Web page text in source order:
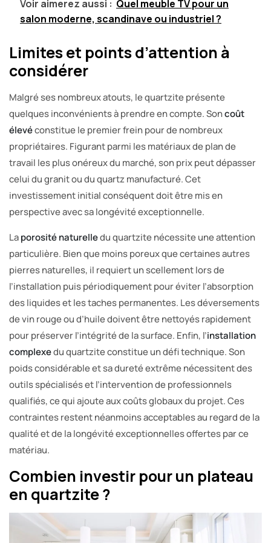
Voir aimerez aussi : Quel meuble TV pour un
salon moderne, scandinave ou industriel ?
Limites et points d’attention à
considérer
Malgré ses nombreux atouts, le quartzite présente
quelques inconvénients à prendre en compte. Soncoût
élevéconstitue le premier frein pour de nombreux
propriétaires. Figurant parmi les matériaux de plan de
travail les plus onéreux du marché, son prix peut dépasser
celui du granit ou du quartz manufacturé. Cet
investissement initial conséquent doit être mis en
perspective avec sa longévité exceptionnelle.
Laporosité naturelledu quartzite nécessite une attention
particulière. Bien que moins poreux que certaines autres
pierres naturelles, il requiert un scellement lors de
l’installation puis périodiquement pour éviter l’absorption
des liquides et les taches permanentes. Les déversements
de vin rouge ou d’huile doivent être nettoyés rapidement
pour préserver l’intégrité de la surface. Enfin, l’installation
complexedu quartzite constitue un défi technique. Son
poids considérable et sa dureté extrême nécessitent des
outils spécialisés et l’intervention de professionnels
qualifiés, ce qui ajoute aux coûts globaux du projet. Ces
contraintes restent néanmoins acceptables au regard de la
qualité et de la longévité exceptionnelles offertes par ce
matériau.
Combien investir pour un plateau
en quartzite ?